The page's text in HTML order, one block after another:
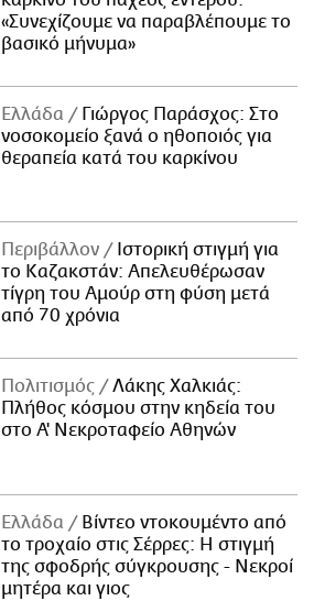
«Συνεχίζουμε να παραβλέπουμε το
βασικό μήνυμα»
Ελλάδα
Γιώργος Παράσχος: Στο
νοσοκομείο ξανά ο ηθοποιός για
θεραπεία κατά του καρκίνου
Περιβάλλον
Ιστορική στιγμή για
το Καζακστάν: Απελευθέρωσαν
τίγρη του Αμούρ στη φύση μετά
από 70 χρόνια
Πολιτισμός
Λάκης Χαλκιάς:
Πλήθος κόσμου στην κηδεία του
στο Α' Νεκροταφείο Αθηνών
Ελλάδα
Βίντεο ντοκουμέντο από
το τροχαίο στις Σέρρες: Η στιγμή
της σφοδρής σύγκρουσης - Νεκροί
μητέρα και γιος